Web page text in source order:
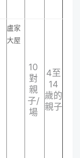
盧家
大屋
10
對
親
子/
場
4至
14
歲的
親子